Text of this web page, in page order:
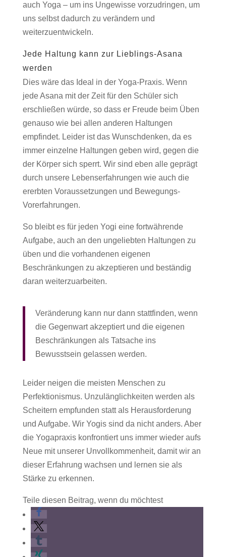
auch Yoga – um ins Ungewisse vorzudringen, um
uns selbst dadurch zu verändern und
weiterzuentwickeln.
Jede Haltung kann zur Lieblings-Asana
werden
Dies wäre das Ideal in der Yoga-Praxis. Wenn
jede Asana mit der Zeit für den Schüler sich
erschließen würde, so dass er Freude beim Üben
genauso wie bei allen anderen Haltungen
empfindet. Leider ist das Wunschdenken, da es
immer einzelne Haltungen geben wird, gegen die
der Körper sich sperrt. Wir sind eben alle geprägt
durch unsere Lebenserfahrungen wie auch die
ererbten Voraussetzungen und Bewegungs-
Vorerfahrungen.
So bleibt es für jeden Yogi eine fortwährende
Aufgabe, auch an den ungeliebten Haltungen zu
üben und die vorhandenen eigenen
Beschränkungen zu akzeptieren und beständig
daran weiterzuarbeiten.
Veränderung kann nur dann stattfinden, wenn
die Gegenwart akzeptiert und die eigenen
Beschränkungen als Tatsache ins
Bewusstsein gelassen werden.
Leider neigen die meisten Menschen zu
Perfektionismus. Unzulänglichkeiten werden als
Scheitern empfunden statt als Herausforderung
und Aufgabe. Wir Yogis sind da nicht anders. Aber
die Yogapraxis konfrontiert uns immer wieder aufs
Neue mit unserer Unvollkommenheit, damit wir an
dieser Erfahrung wachsen und lernen sie als
Stärke zu erkennen.
Teile diesen Beitrag, wenn du möchtest